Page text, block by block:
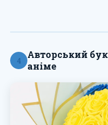
4
Авторський
аніме